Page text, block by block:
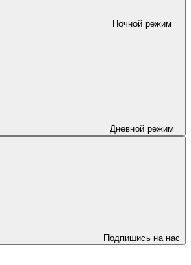
Ночной режим
Дневной режим
Подпишись на нас